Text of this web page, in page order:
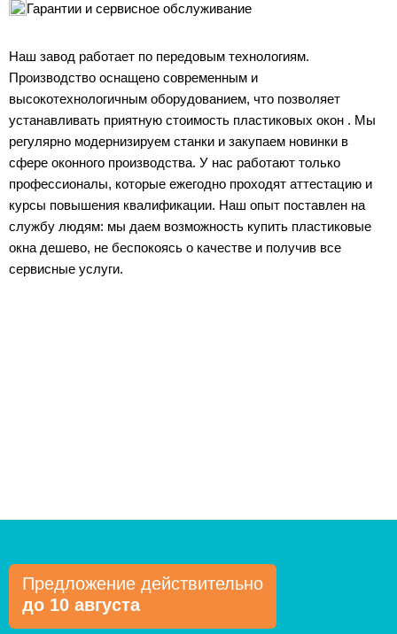
Гарантии и сервисное обслуживание
Наш завод работает по передовым технологиям.
Производство оснащено современным и
высокотехнологичным оборудованием, что позволяет
устанавливать приятную стоимость пластиковых окон . Мы
регулярно модернизируем станки и закупаем новинки в
сфере оконного производства. У нас работают только
профессионалы, которые ежегодно проходят аттестацию и
курсы повышения квалификации. Наш опыт поставлен на
службу людям: мы даем возможность купить пластиковые
окна дешево, не беспокоясь о качестве и получив все
сервисные услуги.
Предложение действительно
до 10 августа